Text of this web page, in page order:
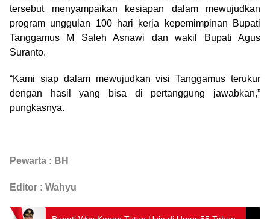
tersebut menyampaikan kesiapan dalam mewujudkan
program unggulan 100 hari kerja kepemimpinan Bupati
Tanggamus M Saleh Asnawi dan wakil Bupati Agus
Suranto.
“Kami siap dalam mewujudkan visi Tanggamus terukur
dengan hasil yang bisa di pertanggung jawabkan,”
pungkasnya.
Pewarta : BH
Editor : Wahyu